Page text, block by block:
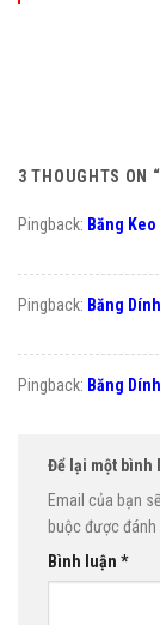
3 THOUGHTS ON “
Pingback: Băng Keo
Pingback: Băng
Pingback: Băng
Để lại một bình
Email của bạn
buộc được đánh
Bình luận *